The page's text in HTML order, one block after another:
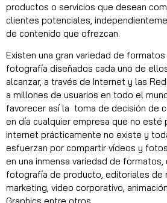
productos o servicios que desean
clientes potenciales,
de contenido que ofrezcan.
Existen una gran variedad de
fotografía diseñados cada uno de
alcanzar, a través de Internet y las
a millones de usuarios en todo el
favorecer así la toma de decisión de
en día cualquier empresa que no esté
internet prácticamente no existe y
esfuerzan por compartir vídeos y
en una inmensa variedad de formatos,
fotografía de producto, editoriales de
marketing, video corporativo,